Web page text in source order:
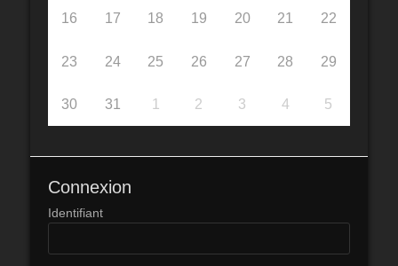
16 17 18 19 20 21 22
23 24 25 26 27 28 29
30 31 1 2 3 4 5
Connexion
Identifiant